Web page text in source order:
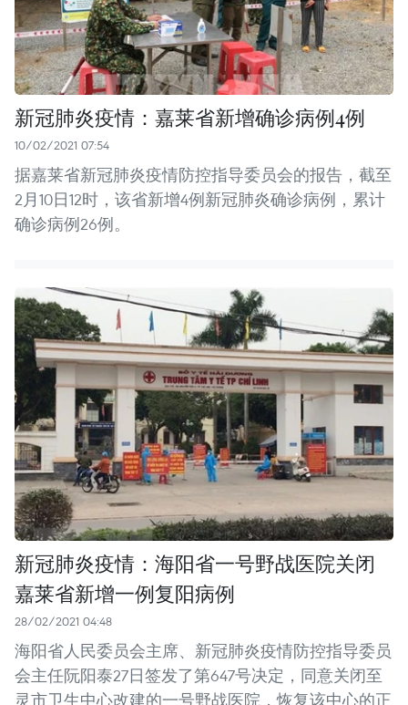
新冠肺炎疫情：嘉莱省新增确诊病例4例
10/02/2021 07:54
据嘉莱省新冠肺炎疫情防控指导委员会的报告，截至
2月10日12时，该省新增4例新冠肺炎确诊病例，累计
确诊病例26例。
新冠肺炎疫情：海阳省一号野战医院关闭
嘉莱省新增一例复阳病例
28/02/2021 04:48
海阳省人民委员会主席、新冠肺炎疫情防控指导委员
会主任阮阳泰27日签发了第647号决定，同意关闭至
灵市卫生中心改建的一号野战医院，恢复该中心的正